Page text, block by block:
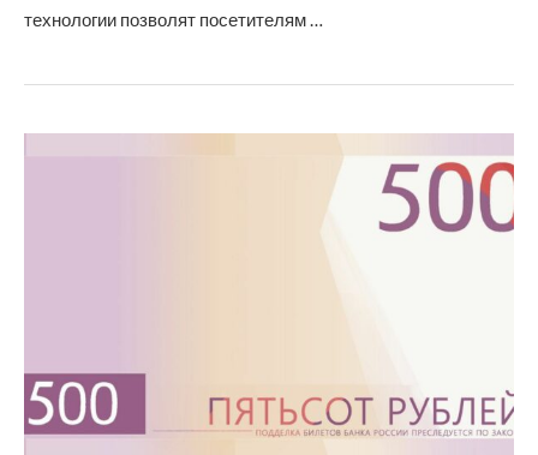
технологии позволят посетителям …